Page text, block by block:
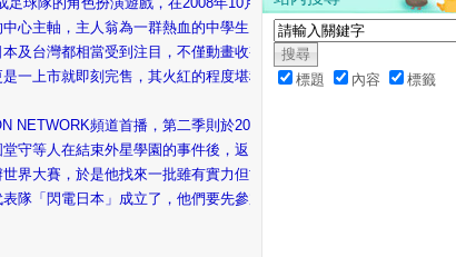
心主軸，主人翁為一群熱血的中學生，是一部描述追求夢想、
及台灣都相當受到注目，不僅動畫收視率居高不下，其衍生的
一上市就即刻完售，其火紅的程度堪稱是目前日本動畫界的一
NETWORK頻道首播，第二季則於2011年5月在同一頻道開
守等人在結束外星學園的事件後，返回單純的校園生活。有天
界大賽，於是他找來一批雖有實力但古怪的選手組成球隊，代
隊「閃電日本」成立了，他們要先參加世界大賽亞洲區預賽，
標題 內容 標籤